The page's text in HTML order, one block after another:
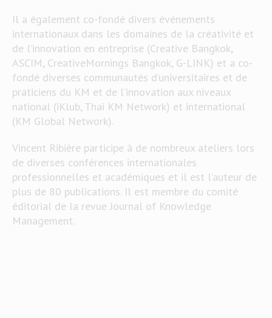
Il a également co-fondé divers événements
internationaux dans les domaines de la créativité et
de l’innovation en entreprise (Creative Bangkok,
ASCIM, CreativeMornings Bangkok, G-LINK) et a co-
fondé diverses communautés d’universitaires et de
praticiens du KM et de l’innovation aux niveaux
national (iKlub, Thai KM Network) et international
(KM Global Network).
Vincent Ribière participe à de nombreux ateliers lors
de diverses conférences internationales
professionnelles et académiques et il est l’auteur de
plus de 80 publications. Il est membre du comité
éditorial de la revue Journal of Knowledge
Management.